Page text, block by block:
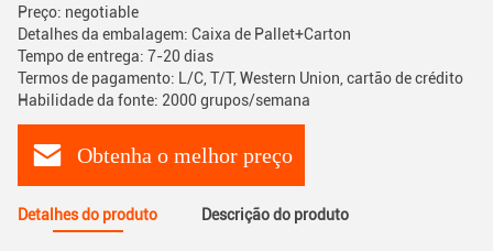
Preço: negotiable
Detalhes da embalagem: Caixa de Pallet+Carton
Tempo de entrega: 7-20 dias
Termos de pagamento: L/C, T/T, Western Union, cartão de crédito
Habilidade da fonte: 2000 grupos/semana
Obtenha o melhor preço
Detalhes do produto Descrição do produto